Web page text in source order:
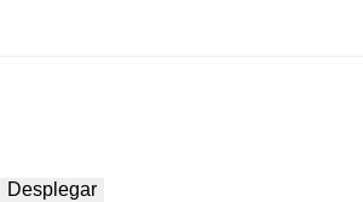
Desplegar